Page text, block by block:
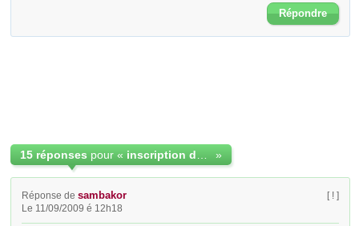
Répondre
15 réponses pour « »
Réponse desambakor
Le 11/09/2009 é 12h18
[ ! ]